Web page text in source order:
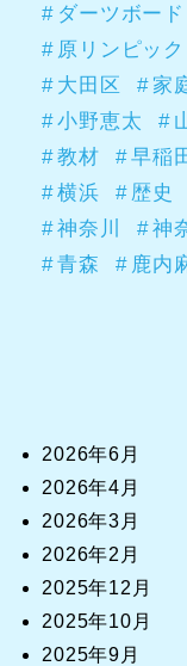
ダーツボード
原リンピック
大田区
家
小野恵太
教材
早稲
横浜
歴史
神奈川
神
青森
鹿内
2026年6月
2026年4月
2026年3月
2026年2月
2025年12月
2025年10月
2025年9月